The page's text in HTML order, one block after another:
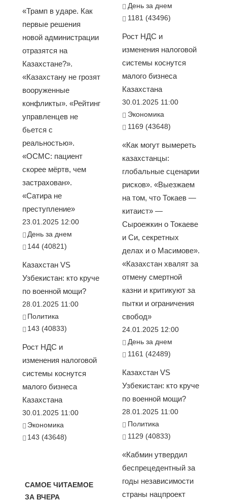
«Трамп в ударе. Как
первые решения
новой администрации
отразятся на
Казахстане?».
«Казахстану не грозят
вооруженные
конфликты». «Рейтинг
управленцев не
бьется с
реальностью».
«ОСМС: пациент
скорее мёртв, чем
застрахован».
«Сатира не
преступление»
23.01.2025 12:00
День за днем
144 (40821)
Казахстан VS
Узбекистан: кто круче
по военной мощи?
28.01.2025 11:00
Политика
143 (40833)
Рост НДС и
изменения налоговой
системы коснутся
малого бизнеса
Казахстана
30.01.2025 11:00
Экономика
143 (43648)
САМОЕ ЧИТАЕМОЕ
ЗА ВЧЕРА
День за днем
1181 (43496)
Рост НДС и
изменения налоговой
системы коснутся
малого бизнеса
Казахстана
30.01.2025 11:00
Экономика
1169 (43648)
«Как могут вымереть
казахстанцы:
глобальные сценарии
рисков». «Выезжаем
на том, что Токаев —
китаист» —
Сыроежкин о Токаеве
и Си, секретных
делах и о Масимове».
«Казахстан хвалят за
отмену смертной
казни и критикуют за
пытки и ограничения
свобод»
24.01.2025 12:00
День за днем
1161 (42489)
Казахстан VS
Узбекистан: кто круче
по военной мощи?
28.01.2025 11:00
Политика
1129 (40833)
«Кабмин утвердил
беспрецедентный за
годы независимости
страны нацпроект